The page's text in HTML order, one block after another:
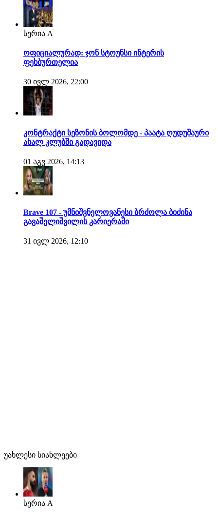
სერია A
ოფიციალურად: ჯონ სტოუნსი ინტერის
ფეხბურთელია
30 ივლ 2026, 22:00
კონტრაქტი სეზონის ბოლომდე - პაატა ღუდუშაური
ახალ კლუბში გადავიდა
01 აგვ 2026, 14:13
Brave 107 - უმნიშვნელოვანესი ბრძოლა ბიძინა
გავაშელიშვილის კარიერაში
31 ივლ 2026, 12:10
უახლესი სიახლეები
სერია A